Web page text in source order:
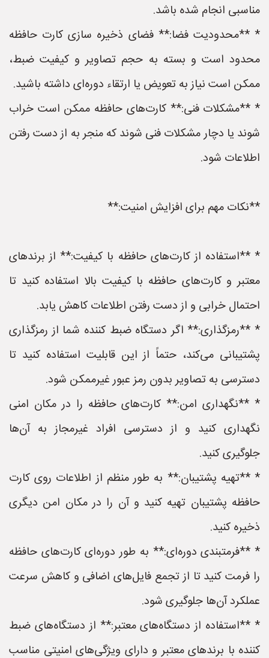
مناسبی انجام شده باشد.
* **محدودیت فضا:** فضای ذخیره سازی کارت حافظه
محدود است و بسته به حجم تصاویر و کیفیت ضبط،
ممکن است نیاز به تعویض یا ارتقاء دوره‌ای داشته باشید.
* **مشکلات فنی:** کارت‌های حافظه ممکن است خراب
شوند یا دچار مشکلات فنی شوند که منجر به از دست رفتن
اطلاعات شود.
**نکات مهم برای افزایش امنیت:**
* **استفاده از کارت‌های حافظه با کیفیت:** از برندهای
معتبر و کارت‌های حافظه با کیفیت بالا استفاده کنید تا
احتمال خرابی و از دست رفتن اطلاعات کاهش یابد.
* **رمزگذاری:** اگر دستگاه ضبط کننده شما از رمزگذاری
پشتیبانی می‌کند، حتماً از این قابلیت استفاده کنید تا
دسترسی به تصاویر بدون رمز عبور غیرممکن شود.
* **نگهداری امن:** کارت‌های حافظه را در مکان امنی
نگهداری کنید و از دسترسی افراد غیرمجاز به آن‌ها
جلوگیری کنید.
* **تهیه پشتیبان:** به طور منظم از اطلاعات روی کارت
حافظه پشتیبان تهیه کنید و آن را در مکان امن دیگری
ذخیره کنید.
* **فرمتبندی دوره‌ای:** به طور دوره‌ای کارت‌های حافظه
را فرمت کنید تا از تجمع فایل‌های اضافی و کاهش سرعت
عملکرد آن‌ها جلوگیری شود.
* **استفاده از دستگاه‌های معتبر:** از دستگاه‌های ضبط
کننده با برندهای معتبر و دارای ویژگی‌های امنیتی مناسب